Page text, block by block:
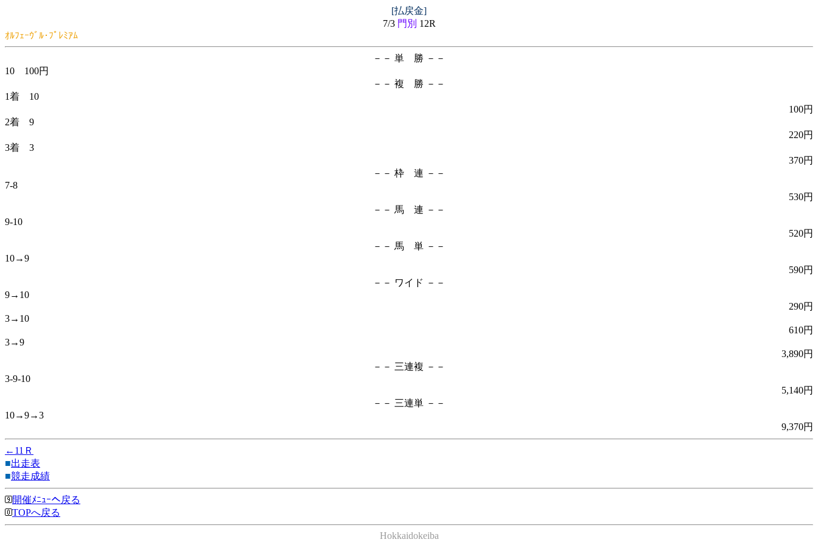
[払戻金]
7/3 門別 12R
ｵﾙﾌｪｰｳﾞﾙ･ﾌﾟﾚﾐｱﾑ
－－ 単 勝 －－
10 100円
－－ 複 勝 －－
1着 10
100円
2着 9
220円
3着 3
370円
－－ 枠 連 －－
7-8
530円
－－ 馬 連 －－
9-10
520円
－－ 馬 単 －－
10→9
590円
－－ ワイド －－
9→10
290円
3→10
610円
3→9
3,890円
－－ 三連複 －－
3-9-10
5,140円
－－ 三連単 －－
10→9→3
9,370円
←11Ｒ
■出走表
■競走成績
開催ﾒﾆｭｰへ戻る
TOPへ戻る
Hokkaidokeiba